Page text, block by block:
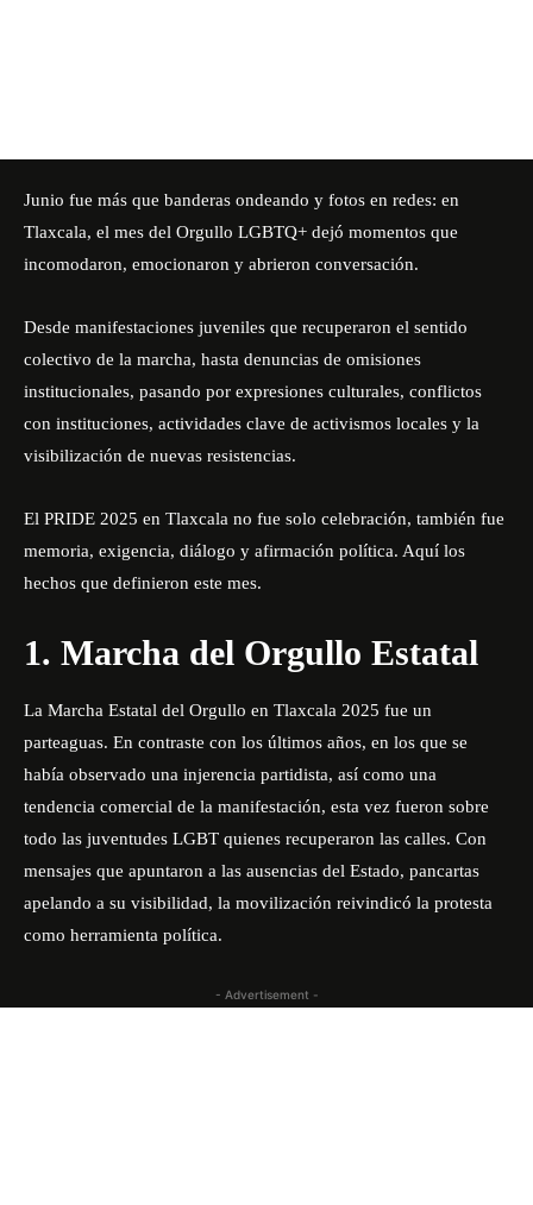
Junio fue más que banderas ondeando y fotos en redes: en
Tlaxcala, el mes del Orgullo LGBTQ+ dejó momentos que
incomodaron, emocionaron y abrieron conversación.
Desde manifestaciones juveniles que recuperaron el sentido
colectivo de la marcha, hasta denuncias de omisiones
institucionales, pasando por expresiones culturales, conflictos
con instituciones, actividades clave de activismos locales y la
visibilización de nuevas resistencias.
El PRIDE 2025 en Tlaxcala no fue solo celebración, también fue
memoria, exigencia, diálogo y afirmación política. Aquí los
hechos que definieron este mes.
1. Marcha del Orgullo Estatal
La Marcha Estatal del Orgullo en Tlaxcala 2025 fue un
parteaguas. En contraste con los últimos años, en los que se
había observado una injerencia partidista, así como una
tendencia comercial de la manifestación, esta vez fueron sobre
todo las juventudes LGBT quienes recuperaron las calles. Con
mensajes que apuntaron a las ausencias del Estado, pancartas
apelando a su visibilidad, la movilización reivindicó la protesta
como herramienta política.
- Advertisement -